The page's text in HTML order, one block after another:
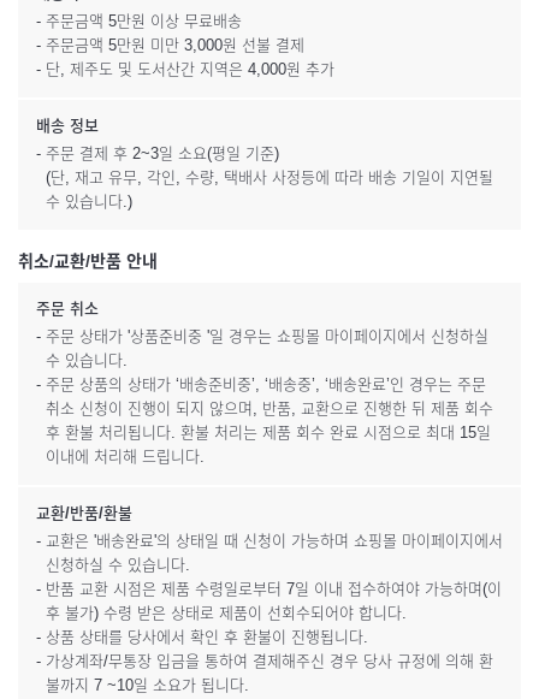
- 주문금액 5만원 이상 무료배송
- 주문금액 5만원 미만 3,000원 선불 결제
- 단, 제주도 및 도서산간 지역은 4,000원 추가
배송 정보
- 주문 결제 후 2~3일 소요(평일 기준)
(단, 재고 유무, 각인, 수량, 택배사 사정등에 따라 배송 기일이 지연될
수 있습니다.)
취소/교환/반품 안내
주문 취소
- 주문 상태가 '상품준비중 '일 경우는 쇼핑몰 마이페이지에서 신청하실
수 있습니다.
- 주문 상품의 상태가 ‘배송준비중’, ‘배송중’, ‘배송완료’인 경우는 주문
취소 신청이 진행이 되지 않으며, 반품, 교환으로 진행한 뒤 제품 회수
후 환불 처리됩니다. 환불 처리는 제품 회수 완료 시점으로 최대 15일
이내에 처리해 드립니다.
교환/반품/환불
- 교환은 '배송완료'의 상태일 때 신청이 가능하며 쇼핑몰 마이페이지에서
신청하실 수 있습니다.
- 반품 교환 시점은 제품 수령일로부터 7일 이내 접수하여야 가능하며(이
후 불가) 수령 받은 상태로 제품이 선회수되어야 합니다.
- 상품 상태를 당사에서 확인 후 환불이 진행됩니다.
- 가상계좌/무통장 입금을 통하여 결제해주신 경우 당사 규정에 의해 환
불까지 7 ~10일 소요가 됩니다.